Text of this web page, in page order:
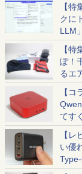
【
クに
LLM
【
ぽ！
るエ
ッズ
【コ
てす
PC「
【
い優
った